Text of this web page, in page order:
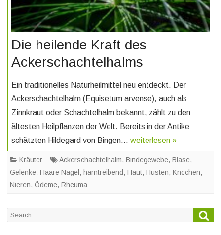
Die heilende Kraft des
Ackerschachtelhalms
Ein traditionelles Naturheilmittel neu entdeckt. Der
Ackerschachtelhalm (Equisetum arvense), auch als
Zinnkraut oder Schachtelhalm bekannt, zählt zu den
ältesten Heilpflanzen der Welt. Bereits in der Antike
schätzten Hildegard von Bingen… weiterlesen »
Kräuter Ackerschachtelhalm, Bindegewebe, Blase,
Gelenke, Haare Nägel , harntreibend, Haut, Husten, Knochen,
Nieren, Ödeme, Rheuma
Search